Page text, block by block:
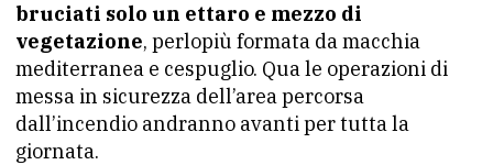
bruciati solo un ettaro e mezzo di
vegetazione, perlopiù formata da macchia
mediterranea e cespuglio. Qua le operazioni di
messa in sicurezza dell’area percorsa
dall’incendio andranno avanti per tutta la
giornata.